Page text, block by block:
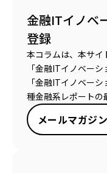
金融ITイノベ
登録
本コラムは、本サイ
「金融ITイノベー
「金融ITイノベー
種金融系レポートの
メールマガジ